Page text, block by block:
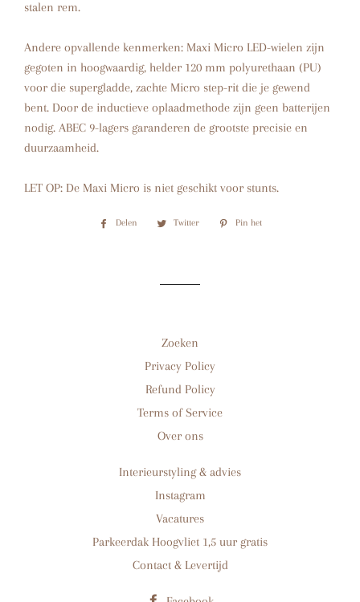
stalen rem.
Andere opvallende kenmerken: Maxi Micro LED-wielen zijn
gegoten in hoogwaardig, helder 120 mm polyurethaan (PU)
voor die supergladde, zachte Micro step-rit die je gewend
bent. Door de inductieve oplaadmethode zijn geen batterijen
nodig. ABEC 9-lagers garanderen de grootste precisie en
duurzaamheid.
LET OP: De Maxi Micro is niet geschikt voor stunts.
Delen
Delen
Twitter
TwitterenPin het
Zoeken
Privacy Policy
Refund Policy
Terms of Service
Over ons
Interieurstyling & advies
Instagram
Vacatures
Parkeerdak Hoogvliet 1,5 uur gratis
Contact & Levertijd